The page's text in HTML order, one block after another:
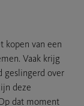
kopen van een
Vaak krijg
geslingerd over
deze
dat moment